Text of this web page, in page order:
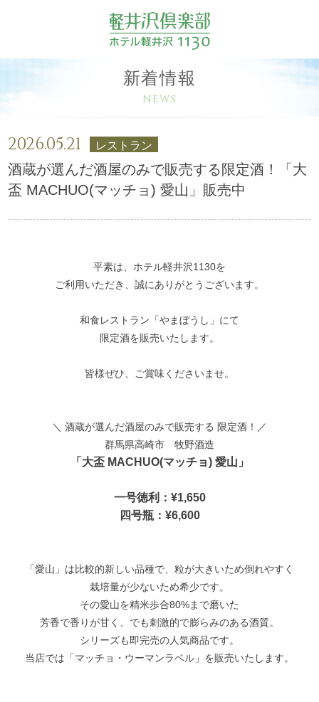
新着情報
NEWS
2026.05.21 レストラン
酒蔵が選んだ酒屋のみで販売する限定酒！「大
盃 MACHUO(マッチョ) 愛山」販売中
平素は、ホテル軽井沢1130を
ご利用いただき、誠にありがとうございます。
和食レストラン「やまぼうし」にて
限定酒を販売いたします。
皆様ぜひ、ご賞味くださいませ。
＼ 酒蔵が選んだ酒屋のみで販売する 限定酒！／
群馬県高崎市 牧野酒造
「大盃 MACHUO(マッチョ) 愛山」
一号徳利：¥1,650
四号瓶：¥6,600
「愛山」は比較的新しい品種で、粒が大きいため倒れやすく
栽培量が少ないため希少です。
その愛山を精米歩合80%まで磨いた
芳香で香りが甘く、でも刺激的で膨らみのある酒質。
シリーズも即完売の人気商品です。
当店では「マッチョ・ウーマンラベル」を販売いたします。